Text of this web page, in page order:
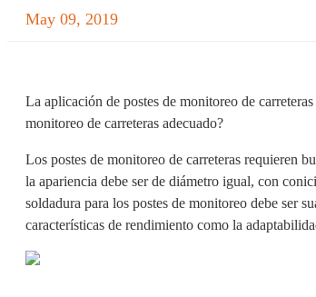
May 09, 2019
La aplicación de postes de monitoreo de
monitoreo de carreteras adecuado?
Los postes de monitoreo de carreteras requieren
la apariencia debe ser de diámetro igual, con
soldadura para los postes de monitoreo debe ser
características de rendimiento como la